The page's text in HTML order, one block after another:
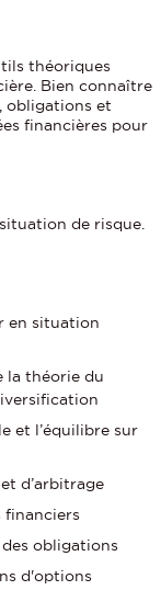
théoriques
Bien connaître
obligations et
financières pour
de risque.
en situation
la théorie du
et l’équilibre sur
d’arbitrage
financiers
obligations
d'options